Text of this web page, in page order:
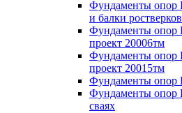
Фундаменты опор
и балки
Фундаменты опор
проект 20006тм
Фундаменты опор
проект 20015тм
Фундаменты опор
Фундаменты опор
сваях